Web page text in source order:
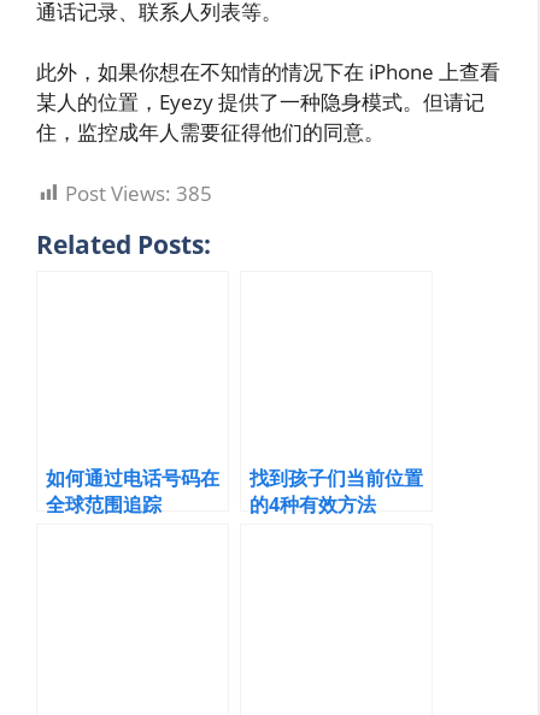
通话记录、联系人列表等。
此外，如果你想在不知情的情况下在 iPhone 上查看
某人的位置，Eyezy 提供了一种隐身模式。但请记
住，监控成年人需要征得他们的同意。
Post Views: 385
Related Posts:
如何通过电话号码在
全球范围追踪
找到孩子们当前位置
的4种有效方法